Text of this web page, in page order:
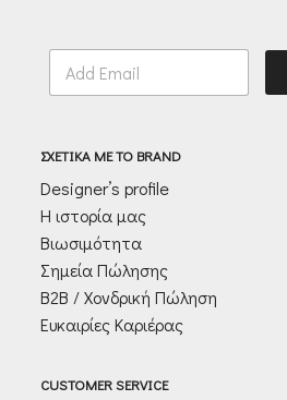
E
a
*
ΣΧΕΤΙΚΑ ΜΕ ΤΟ BRAND
Designer’s profile
Η ιστορία μας
Βιωσιμότητα
Σημεία Πώλησης
Β2Β / Χονδρική Πώληση
Ευκαιρίες Καριέρας
CUSTOMER SERVICE